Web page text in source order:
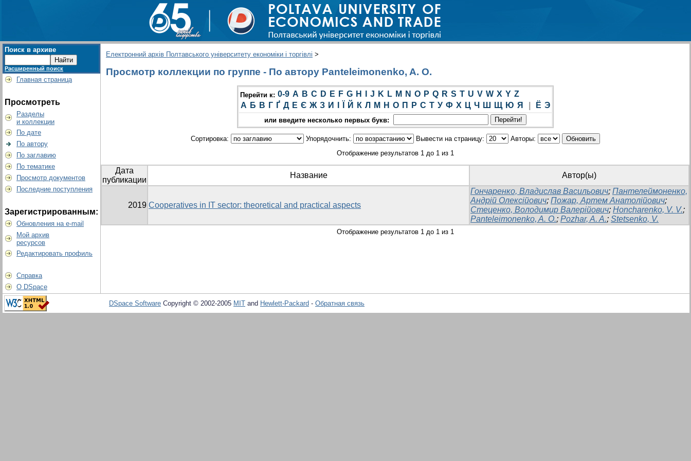
Поиск в архиве
Расширенный поиск
Главная страница
Просмотреть
Разделы
и коллекции
По дате
По автору
По заглавию
По тематике
Просмотр документов
Последние поступления
Зарегистрированным:
Обновления на e-mail
Мой архив
ресурсов
Редактировать профиль
Справка
О DSpace
Електронний архів Полтавського університету економіки і торгівлі >
Просмотр коллекции по группе - По автору Panteleimonenko, A. O.
Перейти к: 0-9 A B C D E F G H J K L M N O P Q R S T U V W X Y Z
А Б В Г Ґ Д Е Є Ж З И Й К Л М Н О П Р С Т У Ф Х Ц Ч Ш Щ Ю Я Ё Э
или введите несколько первых букв:
Сортировка: Упорядочнить: Вывести на страницу:
Авторы:
Отображение результатов 1 до 1 из 1
Дата
публикации
Название Автор(ы)
2019 Cooperatives in IT sector: theoretical and practical aspects
Гончаренко, Владислав Васильович; Пантелеймоненко,
Андрій Олексійович; Пожар, Артем Анатолійович;
Стеценко, Володимир Валерійович; Honcharenko, V. V.;
Panteleimonenko, A. O.; Pozhar, A. A.; Stetsenko, V.
Отображение результатов 1 до 1 из 1
DSpace Software Copyright © 2002-2005 MIT and Hewlett-Packard - Обратная связь